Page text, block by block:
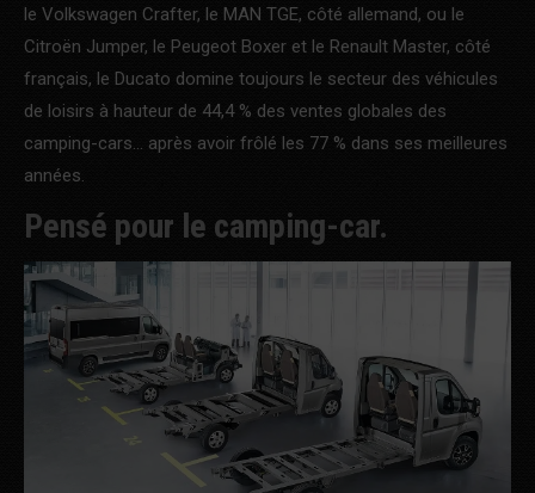
le Volkswagen Crafter, le MAN TGE, côté allemand, ou le
Citroën Jumper, le Peugeot Boxer et le Renault Master, côté
français, le Ducato domine toujours le secteur des véhicules
de loisirs à hauteur de 44,4 % des ventes globales des
camping-cars… après avoir frôlé les 77 % dans ses meilleures
années.
Pensé pour le camping-car.